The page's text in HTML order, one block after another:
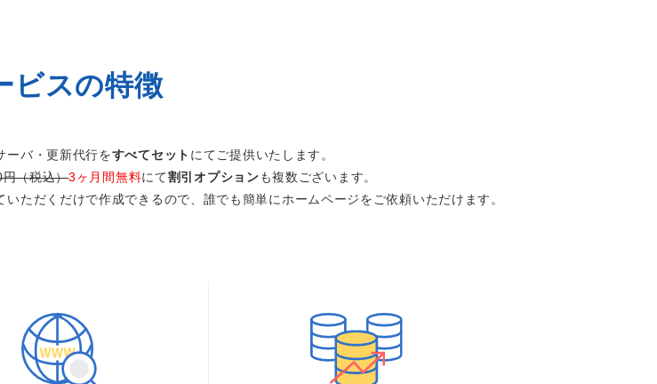
ビスの特徴
ーバ・更新代行をすべてセット にてご提供いたします。
（税込）3ヶ月間無料にて割引オプションも複数ございます。
ただくだけで作成できるので、誰でも簡単にホームページをご依頼いただけます。